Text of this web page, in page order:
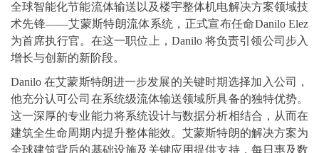
全球智能化节能流体输送以及楼宇整体机电解决方案领域技
术先锋——艾蒙斯特朗流体系统，正式宣布任命Danilo Elez
为首席执行官。在这一职位上，Danilo 将负责引领公司步入
增长与创新的新阶段。
Danilo 在艾蒙斯特朗进一步发展的关键时期选择加入公司，
他充分认可公司在系统级流体输送领域所具备的独特优势。
这一深厚的专业能力将系统设计与数据分析相结合，从而在
建筑全生命周期内提升整体能效。艾蒙斯特朗的解决方案为
全球建筑背后的基础设施及关键应用提供支持，每日惠及数